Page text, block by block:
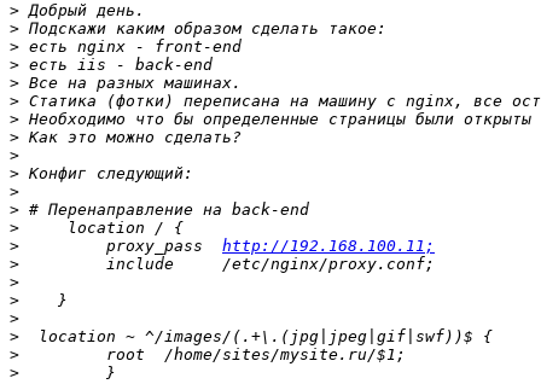
>
>
>
>
>
>
>
>
>
>
>
>
>
>
         proxy_pass
http://192.168.100.11;
>
>
>
>
>
>
>